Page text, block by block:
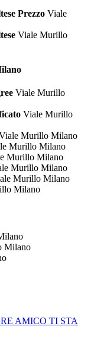
Prezzo Viale
Viale Murillo
Viale Murillo
Viale Murillo
Murillo Milano
Murillo Milano
Murillo Milano
Murillo Milano
Murillo Milano
Milano
Milano
AMICO TI STA